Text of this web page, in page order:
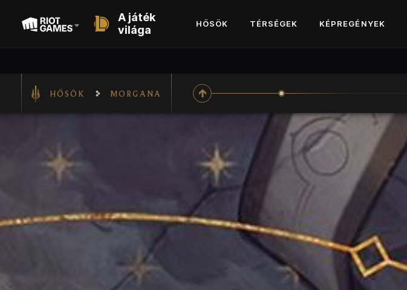
HŐSÖK MORGANA
A játék
világa
HŐSÖK TÉRSÉGEK KÉPREGÉNYEK